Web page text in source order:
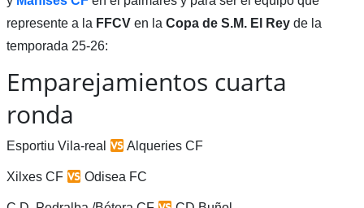
represente a la FFCVen la Copa de S.M. El Rey de la
temporada 25-26:
Emparejamientos cuarta
ronda
Esportiu Vila-real Alqueries CF
Xilxes CF Odisea FC